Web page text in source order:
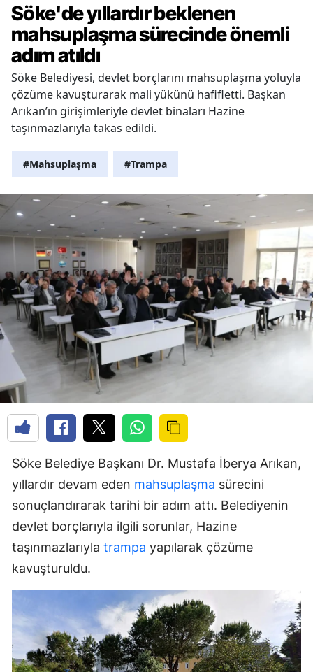
Söke'de yıllardır beklenen
mahsuplaşma sürecinde önemli
adım atıldı
Söke Belediyesi, devlet borçlarını mahsuplaşma yoluyla
çözüme kavuşturarak mali yükünü hafifletti. Başkan
Arıkan’ın girişimleriyle devlet binaları Hazine
taşınmazlarıyla takas edildi.
#Mahsuplaşma #Trampa
Söke Belediye Başkanı Dr. Mustafa İberya Arıkan,
yıllardır devam eden mahsuplaşma sürecini
sonuçlandırarak tarihi bir adım attı. Belediyenin
devlet borçlarıyla ilgili sorunlar, Hazine
taşınmazlarıyla trampa yapılarak çözüme
kavuşturuldu.